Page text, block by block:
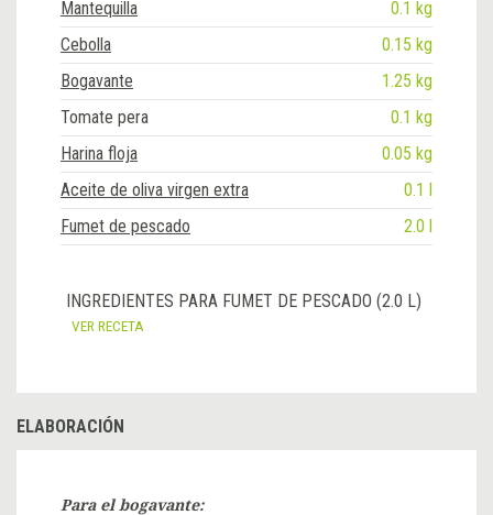
Mantequilla
0.1 kg
Cebolla
0.15 kg
Bogavante
1.25 kg
Tomate pera
0.1 kg
Harina floja
0.05 kg
Aceite de oliva virgen extra
0.1 l
Fumet de pescado
2.0 l
INGREDIENTES PARA FUMET DE PESCADO (2.0 L)
VER RECETA
ELABORACIÓN
Para el bogavante: